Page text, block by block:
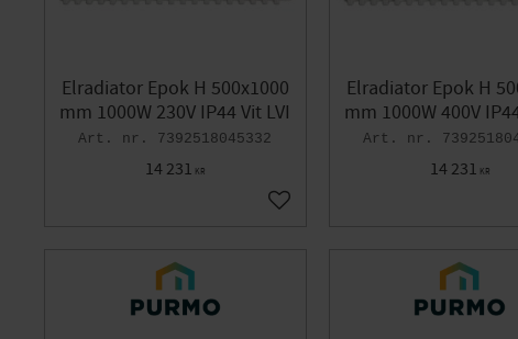
Elradiator Epok H 500x1000
mm 1000W 230V IP44 Vit LVI
7392518045332
14 231 KR
Lägg till i favoriter
Elradiator Epok H
mm 1000W 400V
14 231 KR